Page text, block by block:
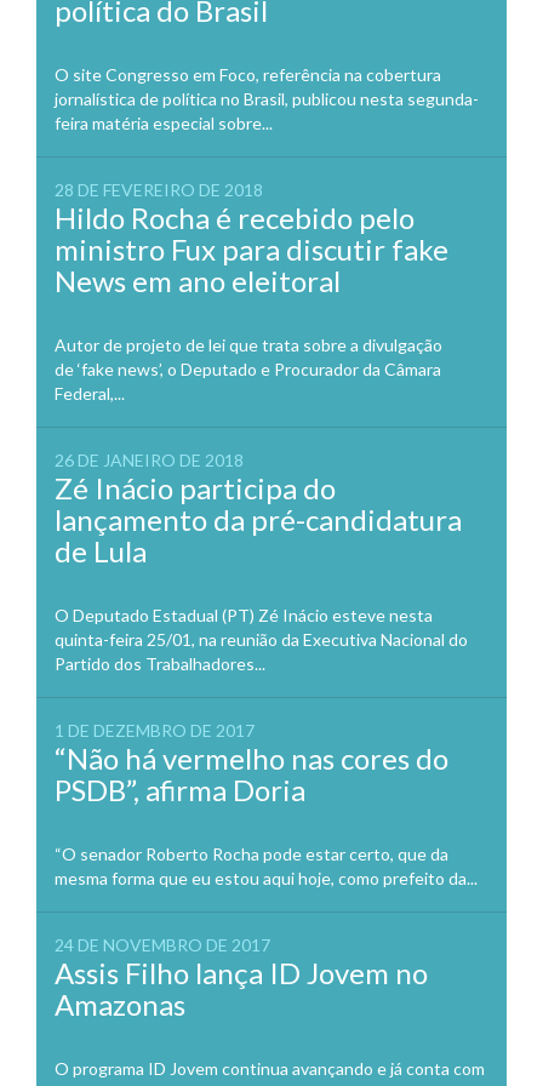
política do Brasil
O site Congresso em Foco, referência na cobertura
jornalística de política no Brasil, publicou nesta segunda-
feira matéria especial sobre...
28 DE FEVEREIRO DE 2018
Hildo Rocha é recebido pelo
ministro Fux para discutir fake
News em ano eleitoral
Autor de projeto de lei que trata sobre a divulgação
de ‘fake news’, o Deputado e Procurador da Câmara
Federal,...
26 DE JANEIRO DE 2018
Zé Inácio participa do
lançamento da pré-candidatura
de Lula
O Deputado Estadual (PT) Zé Inácio esteve nesta
quinta-feira 25/01, na reunião da Executiva Nacional do
Partido dos Trabalhadores...
1 DE DEZEMBRO DE 2017
“Não há vermelho nas cores do
PSDB”, afirma Doria
“O senador Roberto Rocha pode estar certo, que da
mesma forma que eu estou aqui hoje, como prefeito da...
24 DE NOVEMBRO DE 2017
Assis Filho lança ID Jovem no
Amazonas
O programa ID Jovem continua avançando e já conta com